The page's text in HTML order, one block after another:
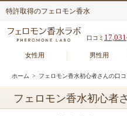
特許取得のフェロモン香水
口コミ 17,031
女性用 男性用
ホーム > フェロモン香水初心者さんの口コ
フェロモン香水初心者